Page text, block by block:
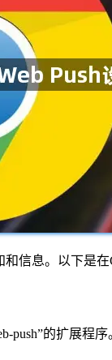
和信息。以下是在
push”的扩展程序